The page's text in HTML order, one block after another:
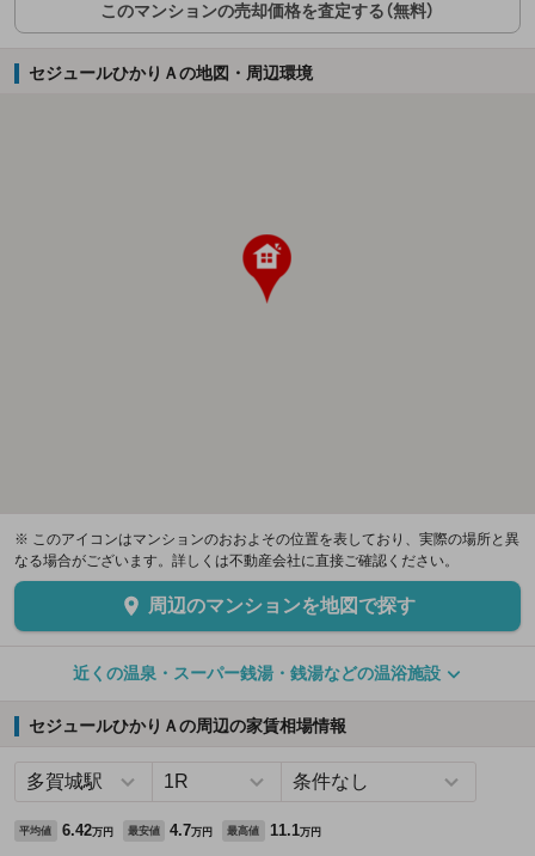
このマンションの売却価格を査定する（無料）
セジュールひかりＡの地図・周辺環境
※ このアイコンはマンションのおおよその位置を表しており、実際の場所と異
なる場合がございます。詳しくは不動産会社に直接ご確認ください。
周辺のマンションを地図で探す
近くの温泉・スーパー銭湯・銭湯などの温浴施設
セジュールひかりＡの周辺の家賃相場情報
平均値 6.42万円 最安値 4.7万円 最高値 11.1万円